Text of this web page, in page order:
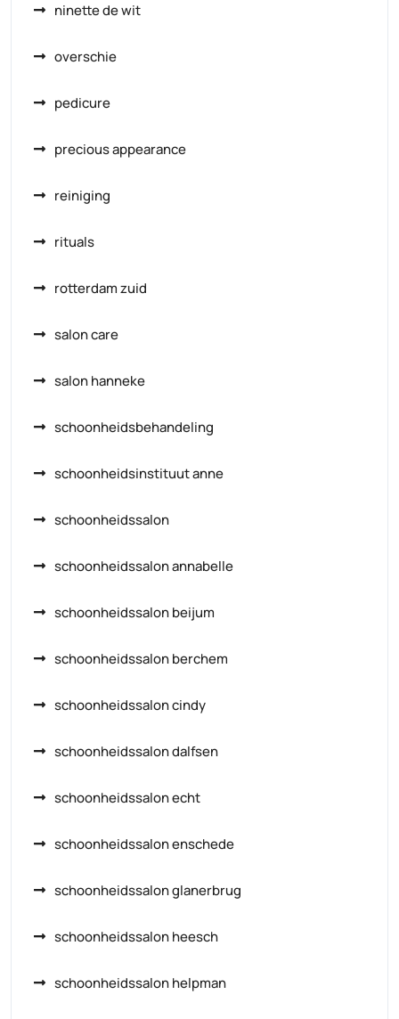
ninette de wit
overschie
pedicure
precious appearance
reiniging
rituals
rotterdam zuid
salon care
salon hanneke
schoonheidsbehandeling
schoonheidsinstituut anne
schoonheidssalon
schoonheidssalon annabelle
schoonheidssalon beijum
schoonheidssalon berchem
schoonheidssalon cindy
schoonheidssalon dalfsen
schoonheidssalon echt
schoonheidssalon enschede
schoonheidssalon glanerbrug
schoonheidssalon heesch
schoonheidssalon helpman